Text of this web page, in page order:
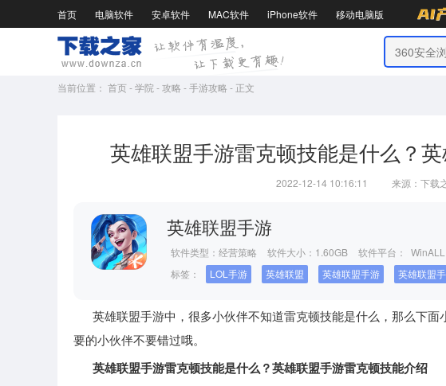
首页 电脑软件 安卓软件 MAC软件 iPhone软件 移动电脑版
当前位置： 首页-学院 -攻略 -手游攻略 - 正文
英雄联盟手游雷克顿技能是什么？
2022-12-14 10:16:11 来源：下载
英雄联盟手游
软件类型： 经营策略 软件大小：1.60GB 软件平台：
标签：
LOL手游 英雄联盟 英雄联盟手游 英雄联盟
英雄联盟手游中，很多小伙伴不知道雷克顿技能是什么，那么下面
要的小伙伴不要错过哦。
英雄联盟手游雷克顿技能是什么？英雄联盟手游雷克顿技能介绍